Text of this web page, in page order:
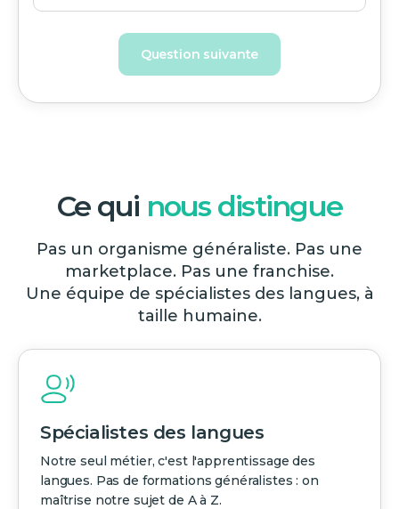
Question suivante
Ce qui nous distingue
Pas un organisme généraliste. Pas une
marketplace. Pas une franchise.
Une équipe de spécialistes des langues, à
taille humaine.
Spécialistes des langues
Notre seul métier, c'est l'apprentissage des
langues. Pas de formations généralistes : on
maîtrise notre sujet de A à Z.